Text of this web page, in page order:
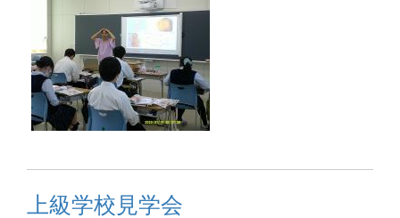
上級学校見学会